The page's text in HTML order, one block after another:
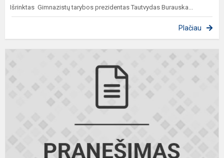
Išrinktas Gimnazistų tarybos prezidentas Tautvydas Burauska...
Plačiau